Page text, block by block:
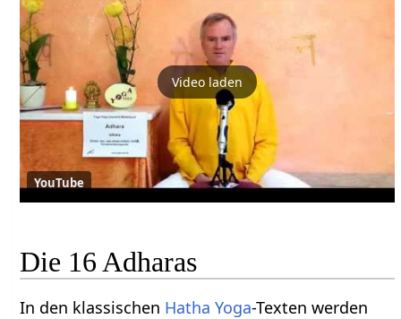
Video laden
YouTube
Die 16 Adharas
In den klassischen Hatha Yoga-Texten werden